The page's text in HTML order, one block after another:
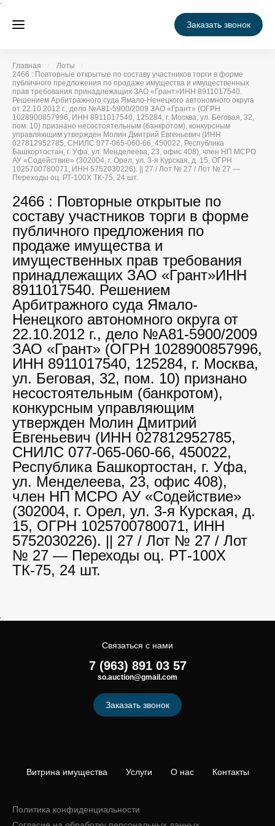
Заказать звонок
Главная
Лоты
2466 : Повторные открытые по составу участников торги в форме
публичного предложения по продаже имущества и имущественных
прав требования принадлежащих ЗАО «Грант»ИНН 8911017540.
Решением Арбитражного суда Ямало-Ненецкого автономного округа
от 22.10.2012 г., дело №А81-5900/2009 ЗАО «Грант» (ОГРН
1028900857996, ИНН 8911017540, 125284, г. Москва, ул. Беговая, 32,
пом. 10) признано несостоятельным (банкротом), конкурсным
управляющим утвержден Молин Дмитрий Евгеньевич (ИНН
027812952785, СНИЛС 077-065-060-66, 450022, Республика
Башкортостан, г. Уфа, ул. Менделеева, 23, офис 408), член НП МСРО
АУ «Содействие» (302004, г. Орел, ул. 3-я Курская, д. 15, ОГРН
1025700780071, ИНН 5752030226). || 27 / Лот № 27 / Лот № 27 —
Переходы оц. РТ-100Х ТК-75, 24 шт.
2466 : Повторные открытые по
составу участников торги в форме
публичного предложения по
продаже имущества и
имущественных прав требования
принадлежащих ЗАО «Грант»ИНН
8911017540. Решением
Арбитражного суда Ямало-
Ненецкого автономного округа от
22.10.2012 г., дело №А81-5900/2009
ЗАО «Грант» (ОГРН 1028900857996,
ИНН 8911017540, 125284, г. Москва,
ул. Беговая, 32, пом. 10) признано
несостоятельным (банкротом),
конкурсным управляющим
утвержден Молин Дмитрий
Евгеньевич (ИНН 027812952785,
СНИЛС 077-065-060-66, 450022,
Республика Башкортостан, г. Уфа,
ул. Менделеева, 23, офис 408),
член НП МСРО АУ «Содействие»
(302004, г. Орел, ул. 3-я Курская, д.
15, ОГРН 1025700780071, ИНН
5752030226). || 27 / Лот № 27 / Лот
№ 27 — Переходы оц. РТ-100Х
ТК-75, 24 шт.
Витрина имущества Услуги О нас Контакты
Политика конфиденциальности
Связаться с нами
7 (963) 891 03 57
so.auction@gmail.com
Заказать звонок